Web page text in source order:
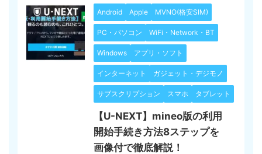
Android Apple MVNO(格安SIM)
PC・パソコン WiFi・Network・BT
Windows アプリ・ソフト
インターネット ガジェット・デジモノ
サブスクリプション スマホ タブレット
【U-NEXT】mineo版の利用
開始手続き方法8ステップを
画像付で徹底解説！